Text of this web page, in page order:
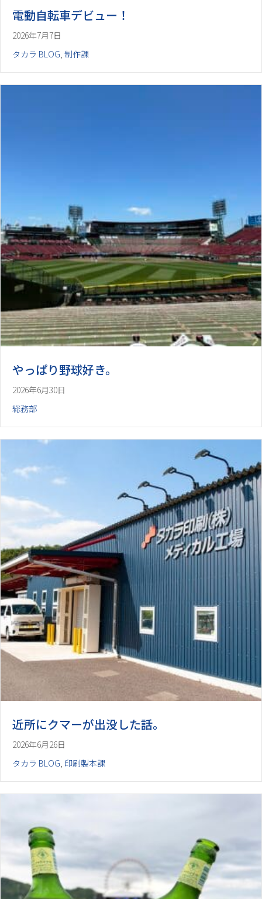
電動自転車デビュー！
2026年7月7日
タカラ BLOG, 制作課
やっぱり野球好き。
2026年6月30日
総務部
近所にクマーが出没した話。
2026年6月26日
タカラ BLOG, 印刷製本課